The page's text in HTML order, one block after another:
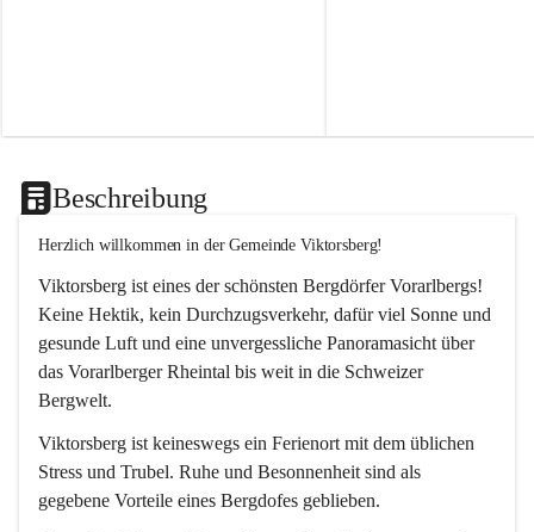
Beschreibung
Herzlich willkommen in der Gemeinde Viktorsberg!
Viktorsberg ist eines der schönsten Bergdörfer Vorarlbergs!
Keine Hektik, kein Durchzugsverkehr, dafür viel Sonne und
gesunde Luft und eine unvergessliche Panoramasicht über
das Vorarlberger Rheintal bis weit in die Schweizer
Bergwelt.
Viktorsberg ist keineswegs ein Ferienort mit dem üblichen
Stress und Trubel. Ruhe und Besonnenheit sind als
gegebene Vorteile eines Bergdofes geblieben.